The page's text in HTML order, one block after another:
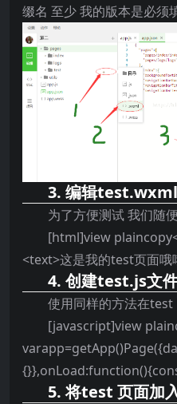
缀名 至少 我的版本是必须
3. 编辑
为了方便测试 我们随
[html]view
<text>这是我的test页面
4. 创建test.js文
使用同样的方法在
[javascript]view
5. 将test 页面加